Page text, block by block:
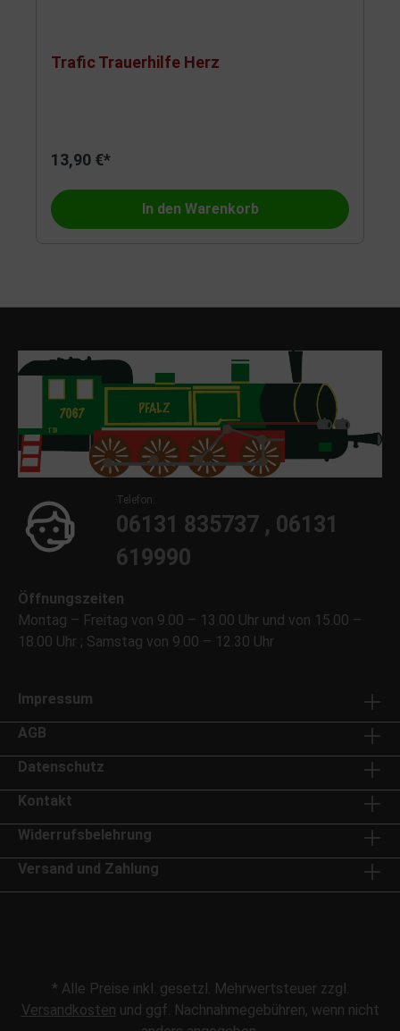
Trafic Trauerhilfe Herz
13,90 €*
In den Warenkorb
Telefon:
06131 835737 , 06131
619990
Öffnungszeiten
Montag – Freitag von 9.00 – 13.00 Uhr und von 15.00 –
18.00 Uhr ; Samstag von 9.00 – 12.30 Uhr
Impressum
AGB
Datenschutz
Kontakt
Widerrufsbelehrung
Versand und Zahlung
* Alle Preise inkl. gesetzl. Mehrwertsteuer zzgl.
Versandkosten und ggf. Nachnahmegebühren, wenn nicht